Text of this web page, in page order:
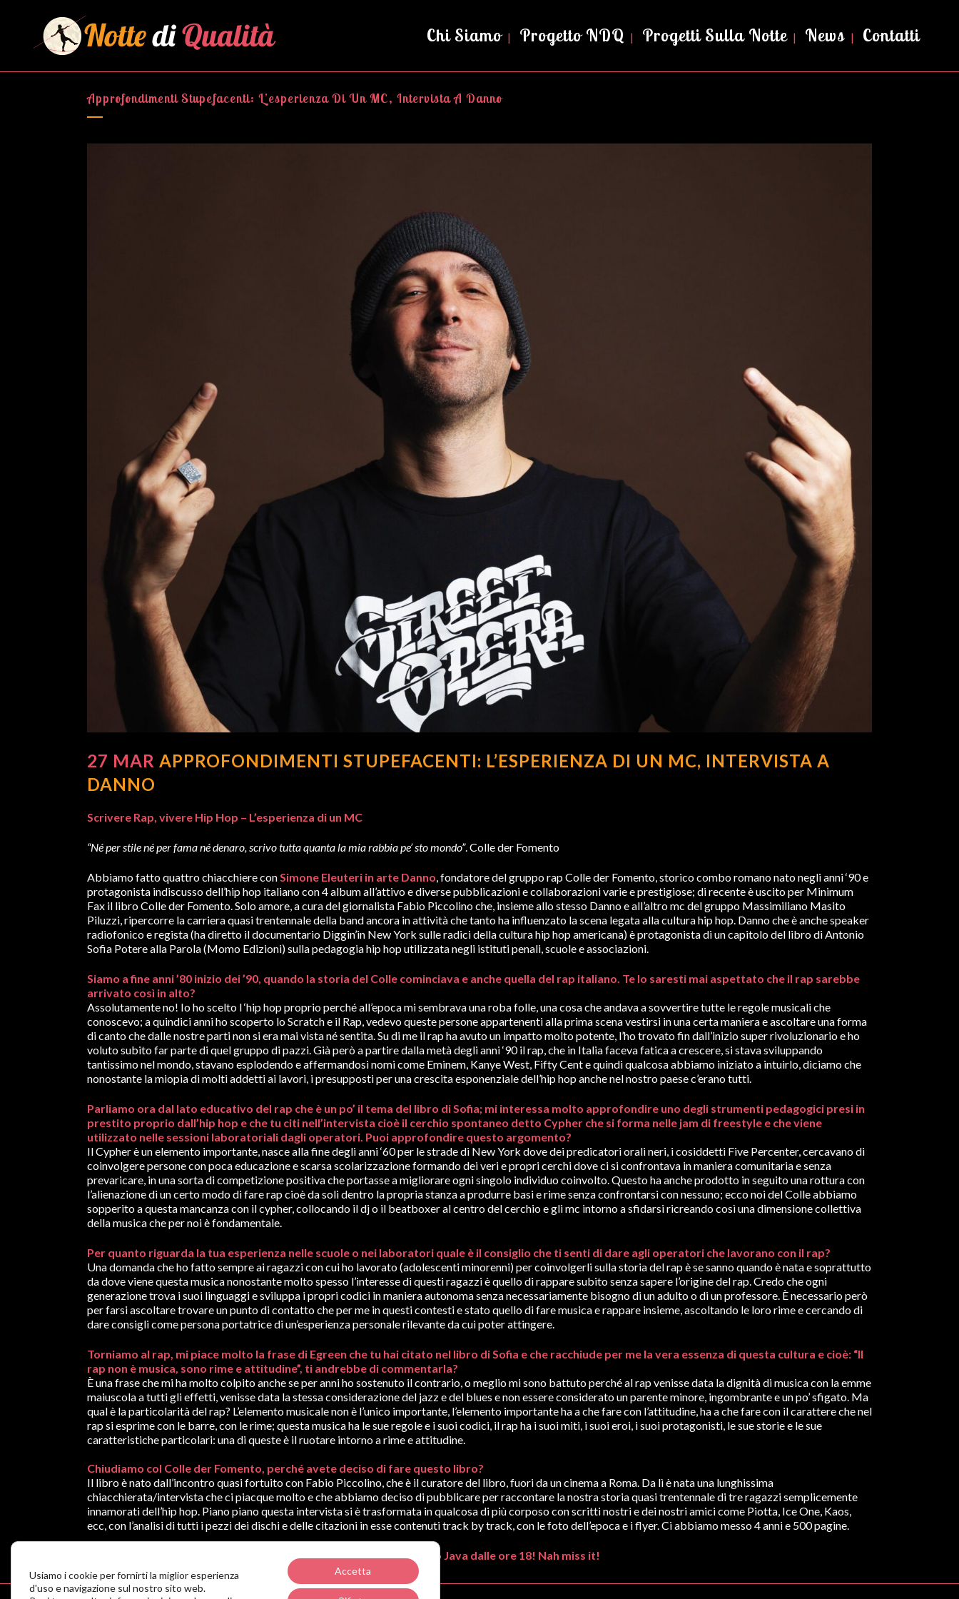
Chi Siamo Progetto NDQ Progetti Sulla Notte News Contatti
Approfondimenti Stupefacenti: L’esperienza Di Un MC, Intervista A Danno
27 MAR APPROFONDIMENTI STUPEFACENTI: L’ESPERIENZA DI UN MC, INTERVISTA A
DANNO
Scrivere Rap, vivere Hip Hop – L’esperienza di un MC
“Né per stile né per fama né denaro, scrivo tutta quanta la mia rabbia pe’ sto mondo”. Colle der Fomento
Abbiamo fatto quattro chiacchiere conSimone Eleuteri in arte Danno, fondatore del gruppo rap Colle der Fomento, storico combo romano nato negli anni ‘90 e
protagonista indiscusso dell’hip hop italiano con 4 album all’attivo e diverse pubblicazioni e collaborazioni varie e prestigiose; di recente è uscito per Minimum
Fax il libro Colle der Fomento. Solo amore, a cura del giornalista Fabio Piccolino che, insieme allo stesso Danno e all’altro mc del gruppo Massimiliano Masito
Piluzzi, ripercorre la carriera quasi trentennale della band ancora in attività che tanto ha influenzato la scena legata alla cultura hip hop. Danno che è anche speaker
radiofonico e regista (ha diretto il documentario Diggin’in New York sulle radici della cultura hip hop americana) è protagonista di un capitolo del libro di Antonio
Sofia Potere alla Parola (Momo Edizioni) sulla pedagogia hip hop utilizzata negli istituti penali, scuole e associazioni.
Siamo a fine anni ’80 inizio dei ’90, quando la storia del Colle cominciava e anche quella del rap italiano. Te lo saresti mai aspettato che il rap sarebbe
arrivato così in alto?
Assolutamente no! Io ho scelto l ‘hip hop proprio perché all’epoca mi sembrava una roba folle, una cosa che andava a sovvertire tutte le regole musicali che
conoscevo; a quindici anni ho scoperto lo Scratch e il Rap, vedevo queste persone appartenenti alla prima scena vestirsi in una certa maniera e ascoltare una forma
di canto che dalle nostre parti non si era mai vista né sentita. Su di me il rap ha avuto un impatto molto potente, l’ho trovato fin dall’inizio super rivoluzionario e ho
voluto subito far parte di quel gruppo di pazzi. Già però a partire dalla metà degli anni ‘90 il rap, che in Italia faceva fatica a crescere, si stava sviluppando
tantissimo nel mondo, stavano esplodendo e affermandosi nomi come Eminem, Kanye West, Fifty Cent e quindi qualcosa abbiamo iniziato a intuirlo, diciamo che
nonostante la miopia di molti addetti ai lavori, i presupposti per una crescita esponenziale dell’hip hop anche nel nostro paese c’erano tutti.
Parliamo ora dal lato educativo del rap che è un po’ il tema del libro di Sofia; mi interessa molto approfondire uno degli strumenti pedagogici presi in
prestito proprio dall’hip hop e che tu citi nell’intervista cioè il cerchio spontaneo detto Cypher che si forma nelle jam di freestyle e che viene
utilizzato nelle sessioni laboratoriali dagli operatori. Puoi approfondire questo argomento?
Il Cypher è un elemento importante, nasce alla fine degli anni ‘60 per le strade di New York dove dei predicatori orali neri, i cosiddetti Five Percenter, cercavano di
coinvolgere persone con poca educazione e scarsa scolarizzazione formando dei veri e propri cerchi dove ci si confrontava in maniera comunitaria e senza
prevaricare, in una sorta di competizione positiva che portasse a migliorare ogni singolo individuo coinvolto. Questo ha anche prodotto in seguito una rottura con
l’alienazione di un certo modo di fare rap cioè da soli dentro la propria stanza a produrre basi e rime senza confrontarsi con nessuno; ecco noi del Colle abbiamo
sopperito a questa mancanza con il cypher, collocando il dj o il beatboxer al centro del cerchio e gli mc intorno a sfidarsi ricreando così una dimensione collettiva
della musica che per noi è fondamentale.
Per quanto riguarda la tua esperienza nelle scuole o nei laboratori quale è il consiglio che ti senti di dare agli operatori che lavorano con il rap?
Una domanda che ho fatto sempre ai ragazzi con cui ho lavorato (adolescenti minorenni) per coinvolgerli sulla storia del rap è se sanno quando è nata e soprattutto
da dove viene questa musica nonostante molto spesso l’interesse di questi ragazzi è quello di rappare subito senza sapere l’origine del rap. Credo che ogni
generazione trova i suoi linguaggi e sviluppa i propri codici in maniera autonoma senza necessariamente bisogno di un adulto o di un professore. È necessario però
per farsi ascoltare trovare un punto di contatto che per me in questi contesti e stato quello di fare musica e rappare insieme, ascoltando le loro rime e cercando di
dare consigli come persona portatrice di un’esperienza personale rilevante da cui poter attingere.
Torniamo al rap, mi piace molto la frase di Egreen che tu hai citato nel libro di Sofia e che racchiude per me la vera essenza di questa cultura e cioè: “Il
rap non è musica, sono rime e attitudine”, ti andrebbe di commentarla?
È una frase che mi ha molto colpito anche se per anni ho sostenuto il contrario, o meglio mi sono battuto perché al rap venisse data la dignità di musica con la emme
maiuscola a tutti gli effetti, venisse data la stessa considerazione del jazz e del blues e non essere considerato un parente minore, ingombrante e un po’ sfigato. Ma
qual è la particolarità del rap? L’elemento musicale non è l’unico importante, l’elemento importante ha a che fare con l’attitudine, ha a che fare con il carattere che nel
rap si esprime con le barre, con le rime; questa musica ha le sue regole e i suoi codici, il rap ha i suoi miti, i suoi eroi, i suoi protagonisti, le sue storie e le sue
caratteristiche particolari: una di queste è il ruotare intorno a rime e attitudine.
Chiudiamo col Colle der Fomento, perché avete deciso di fare questo libro?
Il libro è nato dall’incontro quasi fortuito con Fabio Piccolino, che è il curatore del libro, fuori da un cinema a Roma. Da lì è nata una lunghissima
chiacchierata/intervista che ci piacque molto e che abbiamo deciso di pubblicare per raccontare la nostra storia quasi trentennale di tre ragazzi semplicemente
innamorati dell’hip hop. Piano piano questa intervista si è trasformata in qualcosa di più corposo con scritti nostri e dei nostri amici come Piotta, Ice One, Kaos,
ecc, con l’analisi di tutti i pezzi dei dischi e delle citazioni in esse contenuti track by track, con le foto dell’epoca e i flyer. Ci abbiamo messo 4 anni e 500 pagine.
Danno sarà presente, con Antonio Sofia, giovedì 30 Marzo al centro Java dalle ore 18! Nah miss it!
Usiamo i cookie per fornirti la miglior esperienza
d'uso e navigazione sul nostro sito web.
Accetta